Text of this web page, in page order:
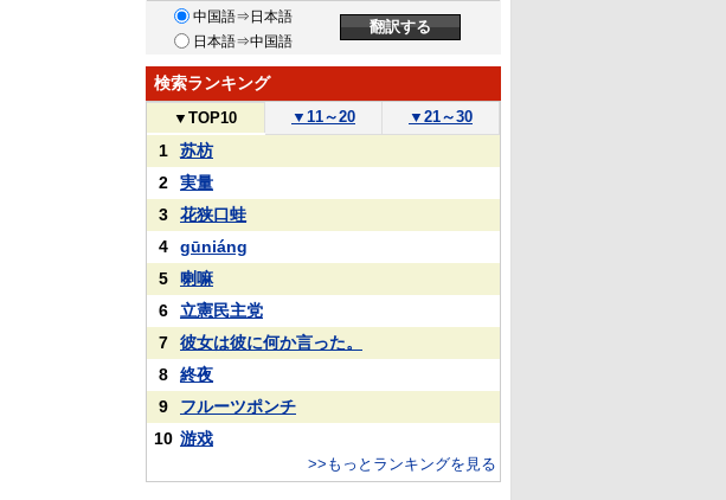
中国語⇒日本語
日本語⇒中国語
検索ランキング
▼ TOP10 ▼ 11～20 ▼ 21～30
1
苏枋
2
実量
3
花狭口蛙
4
gūniáng
5
喇嘛
6
立憲民主党
7
彼女は彼に何か言った。
8
終夜
9
フルーツポンチ
10 游戏
>>もっとランキングを見る